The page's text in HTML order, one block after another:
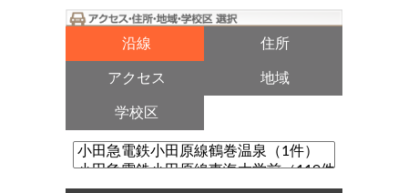
沿線 住所
アクセス 地域
学校区